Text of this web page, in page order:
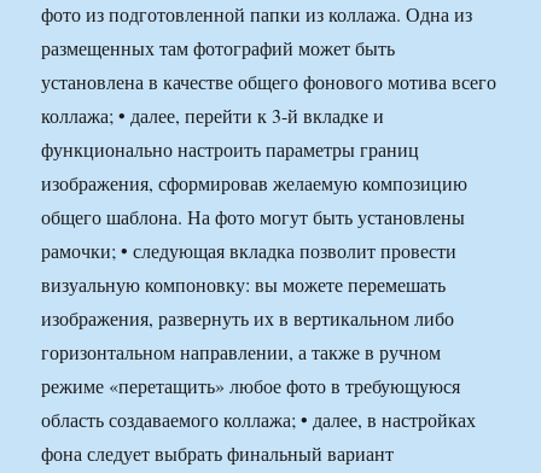
фото из подготовленной папки из коллажа. Одна из
размещенных там фотографий может быть
установлена в качестве общего фонового мотива всего
коллажа; • далее, перейти к 3-й вкладке и
функционально настроить параметры границ
изображения, сформировав желаемую композицию
общего шаблона. На фото могут быть установлены
рамочки; • следующая вкладка позволит провести
визуальную компоновку: вы можете перемешать
изображения, развернуть их в вертикальном либо
горизонтальном направлении, а также в ручном
режиме «перетащить» любое фото в требующуюся
область создаваемого коллажа; • далее, в настройках
фона следует выбрать финальный вариант